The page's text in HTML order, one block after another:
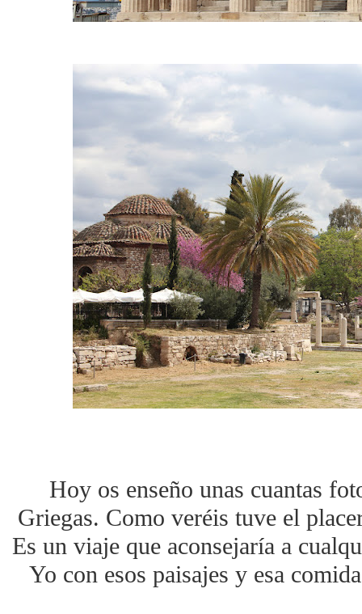
Hoy os enseño unas cuantas
Griegas. Como veréis tuve el
Es un viaje que aconsejaría a
Yo con esos paisajes y esa